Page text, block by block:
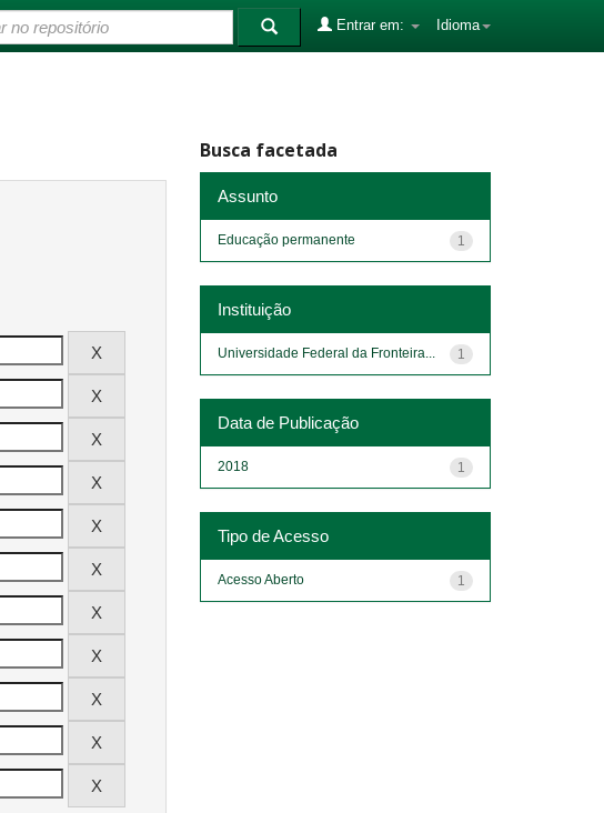
Idioma
Entrar em:
Busca facetada
Assunto
1
Educação permanente
Instituição
1
Universidade Federal da Fronteira...
Data de Publicação
1
2018
Tipo de Acesso
1
Acesso Aberto